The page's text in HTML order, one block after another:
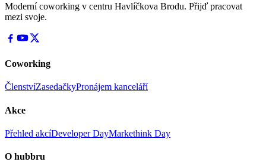
Moderní coworking v centru Havlíčkova Brodu. Přijď pracovat
mezi svoje.
Coworking
ČlenstvíZasedačkyPronájem kanceláří
Akce
Přehled akcíDeveloper DayMarkethink Day
O hubbru